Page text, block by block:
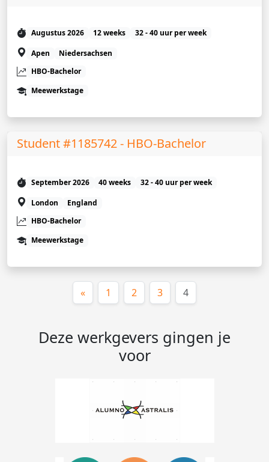
Augustus 2026 12 weeks
32 - 40 uur per week
Apen
Niedersachsen
HBO-Bachelor
Meewerkstage
Student #1185742 - HBO-Bachelor
September 2026 40 weeks
32 - 40 uur per week
London
England
HBO-Bachelor
Meewerkstage
« 1 2 3 4(huidige)
Deze werkgevers gingen je
voor